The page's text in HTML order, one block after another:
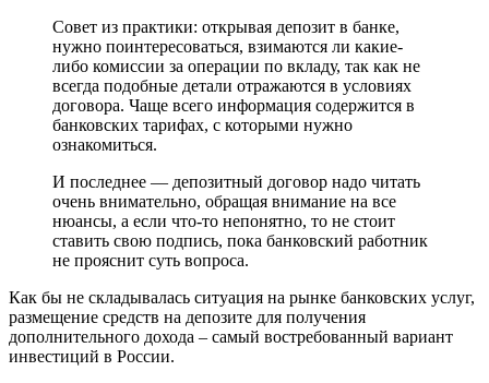
Совет из практики: открывая депозит в банке,
нужно поинтересоваться, взимаются ли какие-
либо комиссии за операции по вкладу, так как не
всегда подобные детали отражаются в условиях
договора. Чаще всего информация содержится в
банковских тарифах, с которыми нужно
ознакомиться.
И последнее — депозитный договор надо читать
очень внимательно, обращая внимание на все
нюансы, а если что-то непонятно, то не стоит
ставить свою подпись, пока банковский работник
не прояснит суть вопроса.
Как бы не складывалась ситуация на рынке банковских услуг,
размещение средств на депозите для получения
дополнительного дохода – самый востребованный вариант
инвестиций в России.